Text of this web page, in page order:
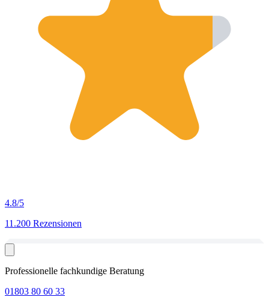
4.8/5
11.200 Rezensionen
Professionelle fachkundige Beratung
01803 80 60 33